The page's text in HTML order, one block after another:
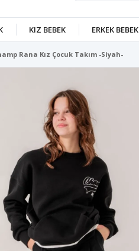
KIZ BEBEK ERKEK BEBEK
Rana Kız Çocuk Takım -Siyah-